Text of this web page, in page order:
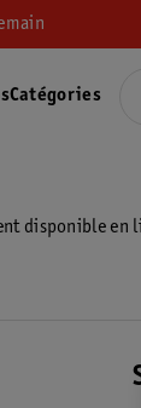
Catégories
disponible en